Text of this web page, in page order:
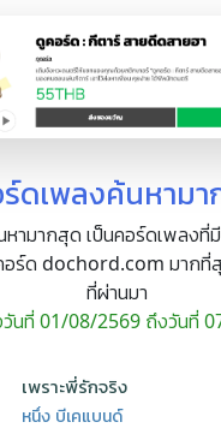
ดเพลงค้นหามา
ามากสุด เป็นคอร์ดเพลงที่
อร์ด dochord.com มากที่
ที่ผ่านมา
นที่ 01/08/2569 ถึงวันที่
เพราะพี่รักจริง
หนึ่ง บีเคแบนด์